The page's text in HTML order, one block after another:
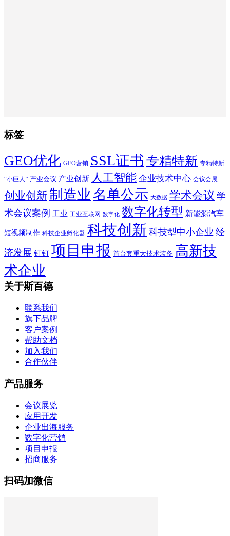
标签
GEO优化 GEO营销 SSL证书 专精特新 专精特新
“小巨人” 产业会议 产业创新 人工智能 企业技术中心 会议会展
创业创新制造业名单公示 大数据 学术会议 学
术会议案例 工业 工业互联网 数字化 数字化转型 新能源汽车
短视频制作 科技企业孵化器 科技创新 科技型中小企业 经
济发展 钉钉 项目申报 首台套重大技术装备 高新技
术企业
关于斯百德
联系我们
旗下品牌
客户案例
帮助文档
加入我们
合作伙伴
产品服务
会议展览
应用开发
企业出海服务
数字化营销
项目申报
招商服务
扫码加微信